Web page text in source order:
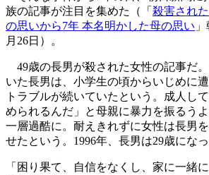
族の記事が注目を集めた（「 殺害され
の思いから7年 本名明かした母の思い
月26日）。
49歳の長男が殺された女性の記事だ
いた長男は、小学生の頃からいじめに
トラブルが続いていたという。成人し
められるんだ」と母親に暴力を振るう
一層過酷に。耐えきれずに女性は長男
せたという。1996年、長男は29歳になっ
「困り果て、自信をなくし、家に一緒